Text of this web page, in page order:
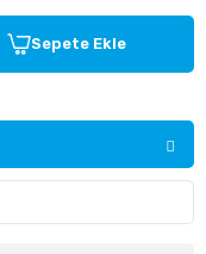
Sepete Ekle